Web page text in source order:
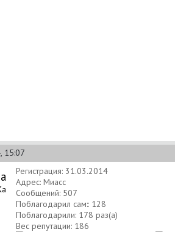
15:07
Регистрация: 31.03.2014
Адрес: Миасс
Сообщений: 507
Поблагодарил сам:: 128
Поблагодарили: 178 раз(а)
Вес репутации: 186